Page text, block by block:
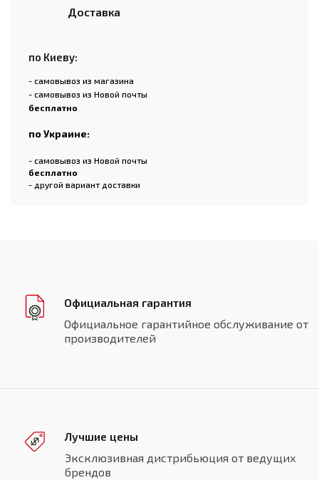
Доставка
по Киеву:
- самовывоз из магазина
- самовывоз из Новой почты
бесплатно
по Украине:
- самовывоз из Новой почты
бесплатно
- другой вариант доставки
Официальная гарантия
Официальное гарантийное обслуживание от
производителей
Лучшие цены
Эксклюзивная дистрибьюция от ведущих
брендов